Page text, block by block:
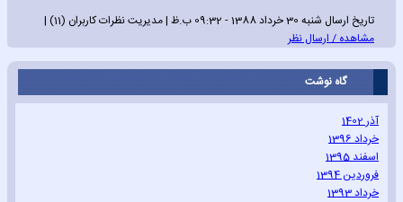
تاریخ ارسال شنبه 30 خرداد 1388 - 09:32 ب.ظ | مدیریت نظرات کاربران (11) |
مشاهده / ارسال نظر
گاه نوشت
آذر 1402
خرداد 1396
اسفند 1395
فروردین 1394
خرداد 1393